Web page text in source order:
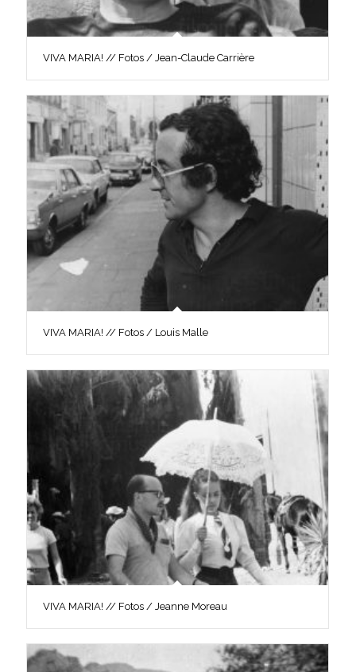
VIVA MARIA! // Fotos / Jean-Claude Carrière
VIVA MARIA! // Fotos / Louis Malle
VIVA MARIA! // Fotos / Jeanne Moreau